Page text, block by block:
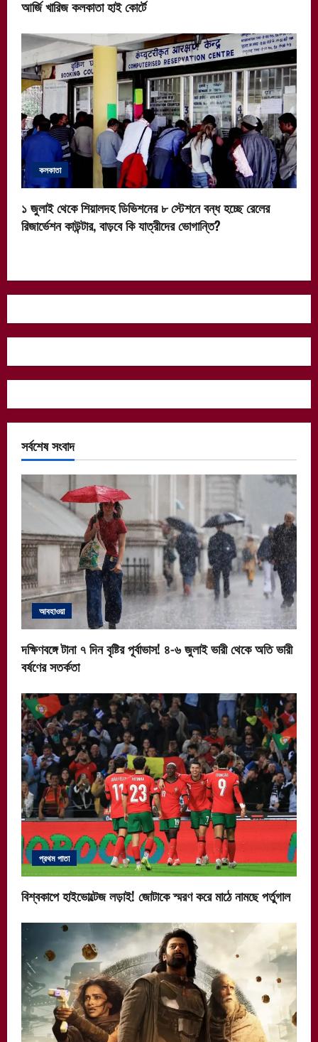
আর্জি খারিজ কলকাতা হাই কোর্টে
কলকাতা
১ জুলাই থেকে শিয়ালদহ ডিভিশনের ৮ স্টেশনে বন্ধ হচ্ছে রেলের
রিজার্ভেশন কাউন্টার, বাড়বে কি যাত্রীদের ভোগান্তি?
সর্বশেষ সংবাদ
আবহাওয়া
দক্ষিণবঙ্গে টানা ৭ দিন বৃষ্টির পূর্বাভাস! ৪-৬ জুলাই ভারী থেকে অতি ভারী
বর্ষণের সতর্কতা
প্রথম পাতা
বিশ্বকাপে হাইভোল্টেজ লড়াই! জোটাকে স্মরণ করে মাঠে নামছে পর্তুগাল